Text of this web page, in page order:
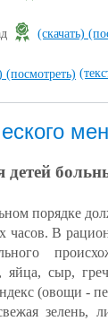
(скачать)
(посмотреть)
детей
порядке
часов. В
сыр,
(овощи -
зелень,